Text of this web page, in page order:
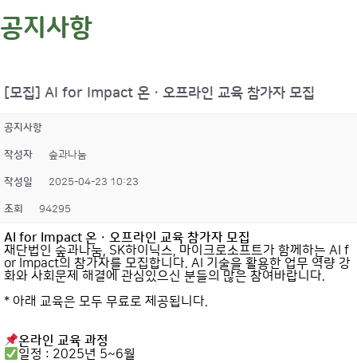
공지사항
[모집] AI for Impact 온ㆍ오프라인 교육 참가자 모집
공지사항
작성자 숲과나눔
작성일 2025-04-23 10:23
조회 94295
AI for Impact 온ㆍ오프라인 교육 참가자 모집
재단법인 숲과나눔, SK하이닉스, 마이크로소프트가 함께하는 AI f
or Impact의 참가자를 모집합니다. AI 기술을 활용한 업무 역량 강
화와 사회문제 해결에 관심있으신 분들의 많은 참여바랍니다.
* 아래 교육은 모두 무료로 제공됩니다.
온라인 교육 과정
일정 : 2025년 5~6월